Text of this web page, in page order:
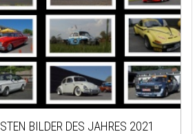
BILDER DES JAHRES 2021